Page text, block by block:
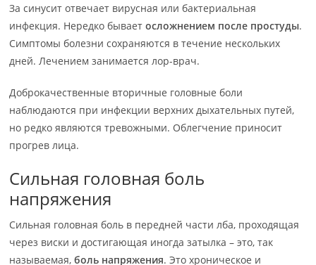
За синусит отвечает вирусная или бактериальная
инфекция. Нередко бываетосложнением после простуды.
Симптомы болезни сохраняются в течение нескольких
дней. Лечением занимается лор-врач.
Доброкачественные вторичные головные боли
наблюдаются при инфекции верхних дыхательных путей,
но редко являются тревожными. Облегчение приносит
прогрев лица.
Сильная головная боль
напряжения
Сильная головная боль в передней части лба, проходящая
через виски и достигающая иногда затылка – это, так
называемая,боль напряжения. Это хроническое и